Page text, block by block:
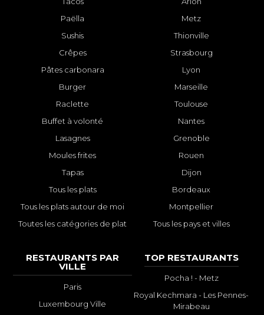
Paëlla
Sushis
Crêpes
Pâtes carbonara
Burger
Raclette
Buffet à volonté
Lasagnes
Moules frites
Tapas
Tous les plats
Tous les plats autour de moi
Toutes les catégories de plat
Metz
Thionville
Strasbourg
Lyon
Marseille
Toulouse
Nantes
Grenoble
Rouen
Dijon
Bordeaux
Montpellier
Tous les pays et villes
RESTAURANTS PAR
VILLE
Paris
Luxembourg Ville
TOP RESTAURANTS
Pocha ! - Metz
Royal Kechmara - Les Pennes-
Mirabeau